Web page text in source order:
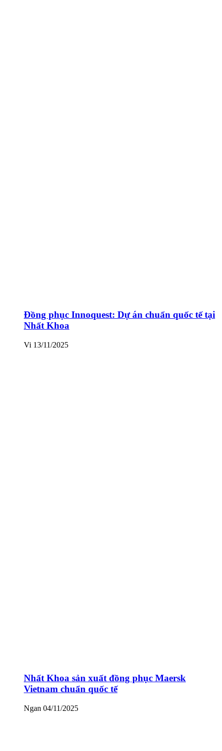
Đồng phục Innoquest: Dự án chuẩn quốc tế tại
Nhất Khoa
Vi 13/11/2025
Nhất Khoa sản xuất đồng phục Maersk
Vietnam chuẩn quốc tế
Ngan 04/11/2025